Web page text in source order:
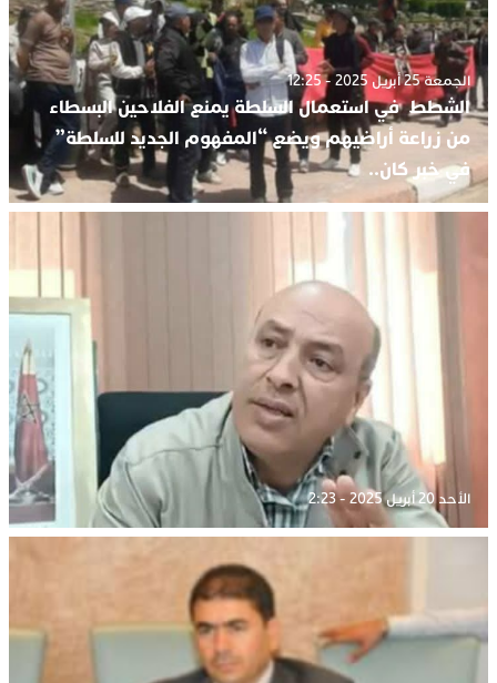
الجمعة 25 أبريل 2025 - 12:25
الشطط في استعمال السلطة يمنع الفلاحين البسطاء
من زراعة أراضيهم ويضع “المفهوم الجديد للسلطة”
في خبر كان..
الأحد 20 أبريل 2025 - 2:23